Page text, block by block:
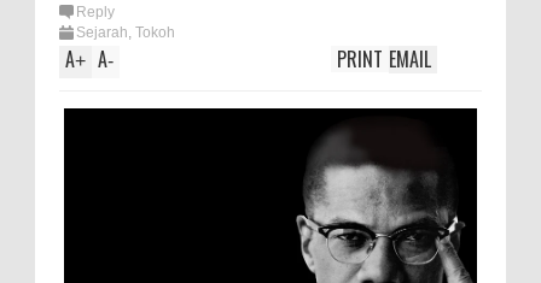
Reply
Sejarah, Tokoh
A+ A- EMAIL
PRINT